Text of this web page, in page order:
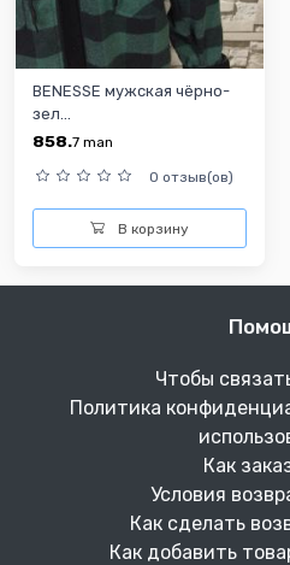
BENESSE мужская чёрно-
зел...
858.7 man
0 отзыв(ов)
В корзину
Чтобы
Политика
Как
Условия
Как сделать
Как добавить